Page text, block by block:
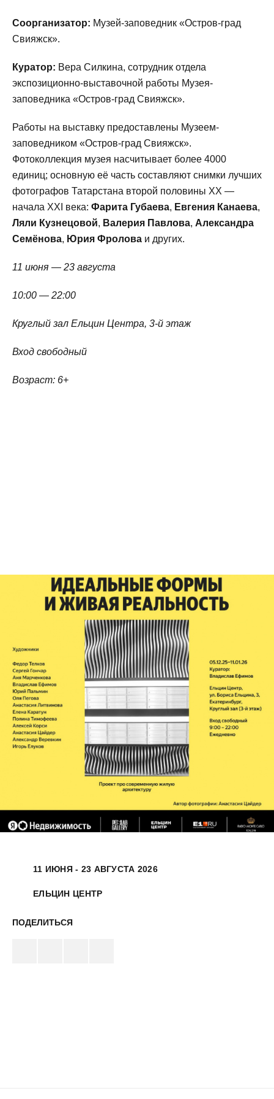
Соорганизатор: Музей-заповедник «Остров-град
Свияжск».
Куратор: Вера Силкина, сотрудник отдела
экспозиционно-выставочной работы Музея-
заповедника «Остров-град Свияжск».
Работы на выставку предоставлены Музеем-
заповедником «Остров-град Свияжск».
Фотоколлекция музея насчитывает более 4000
единиц; основную её часть составляют снимки лучших
фотографов Татарстана второй половины XX —
начала XXI века: Фарита Губаева, Евгения Канаева,
Ляли Кузнецовой, Валерия Павлова, Александра
Семёнова, Юрия Фролова и других.
11 июня — 23 августа
10:00 — 22:00
Круглый зал Ельцин Центра, 3-й этаж
Вход свободный
Возраст: 6+
11 ИЮНЯ - 23 АВГУСТА 2026
ЕЛЬЦИН ЦЕНТР
ПОДЕЛИТЬСЯ